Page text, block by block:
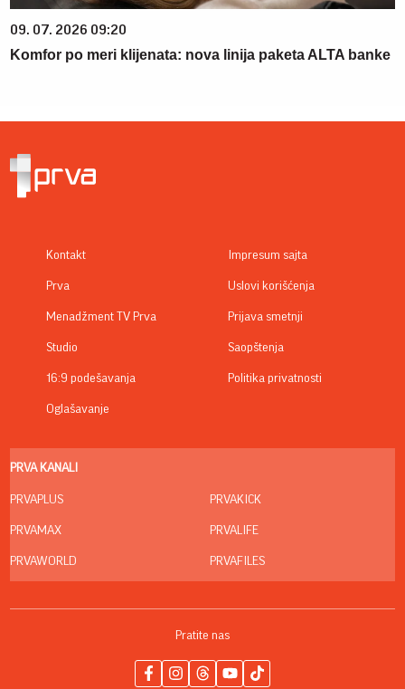
09. 07. 2026 09:20
Komfor po meri klijenata: nova linija paketa ALTA banke
Kontakt
Prva
Menadžment TV Prva
Studio
16:9 podešavanja
Oglašavanje
Impresum sajta
Uslovi korišćenja
Prijava smetnji
Saopštenja
Politika privatnosti
PRVA KANALI
PRVAPLUS
PRVAMAX
PRVAWORLD
PRVAKICK
PRVALIFE
PRVAFILES
Pratite nas